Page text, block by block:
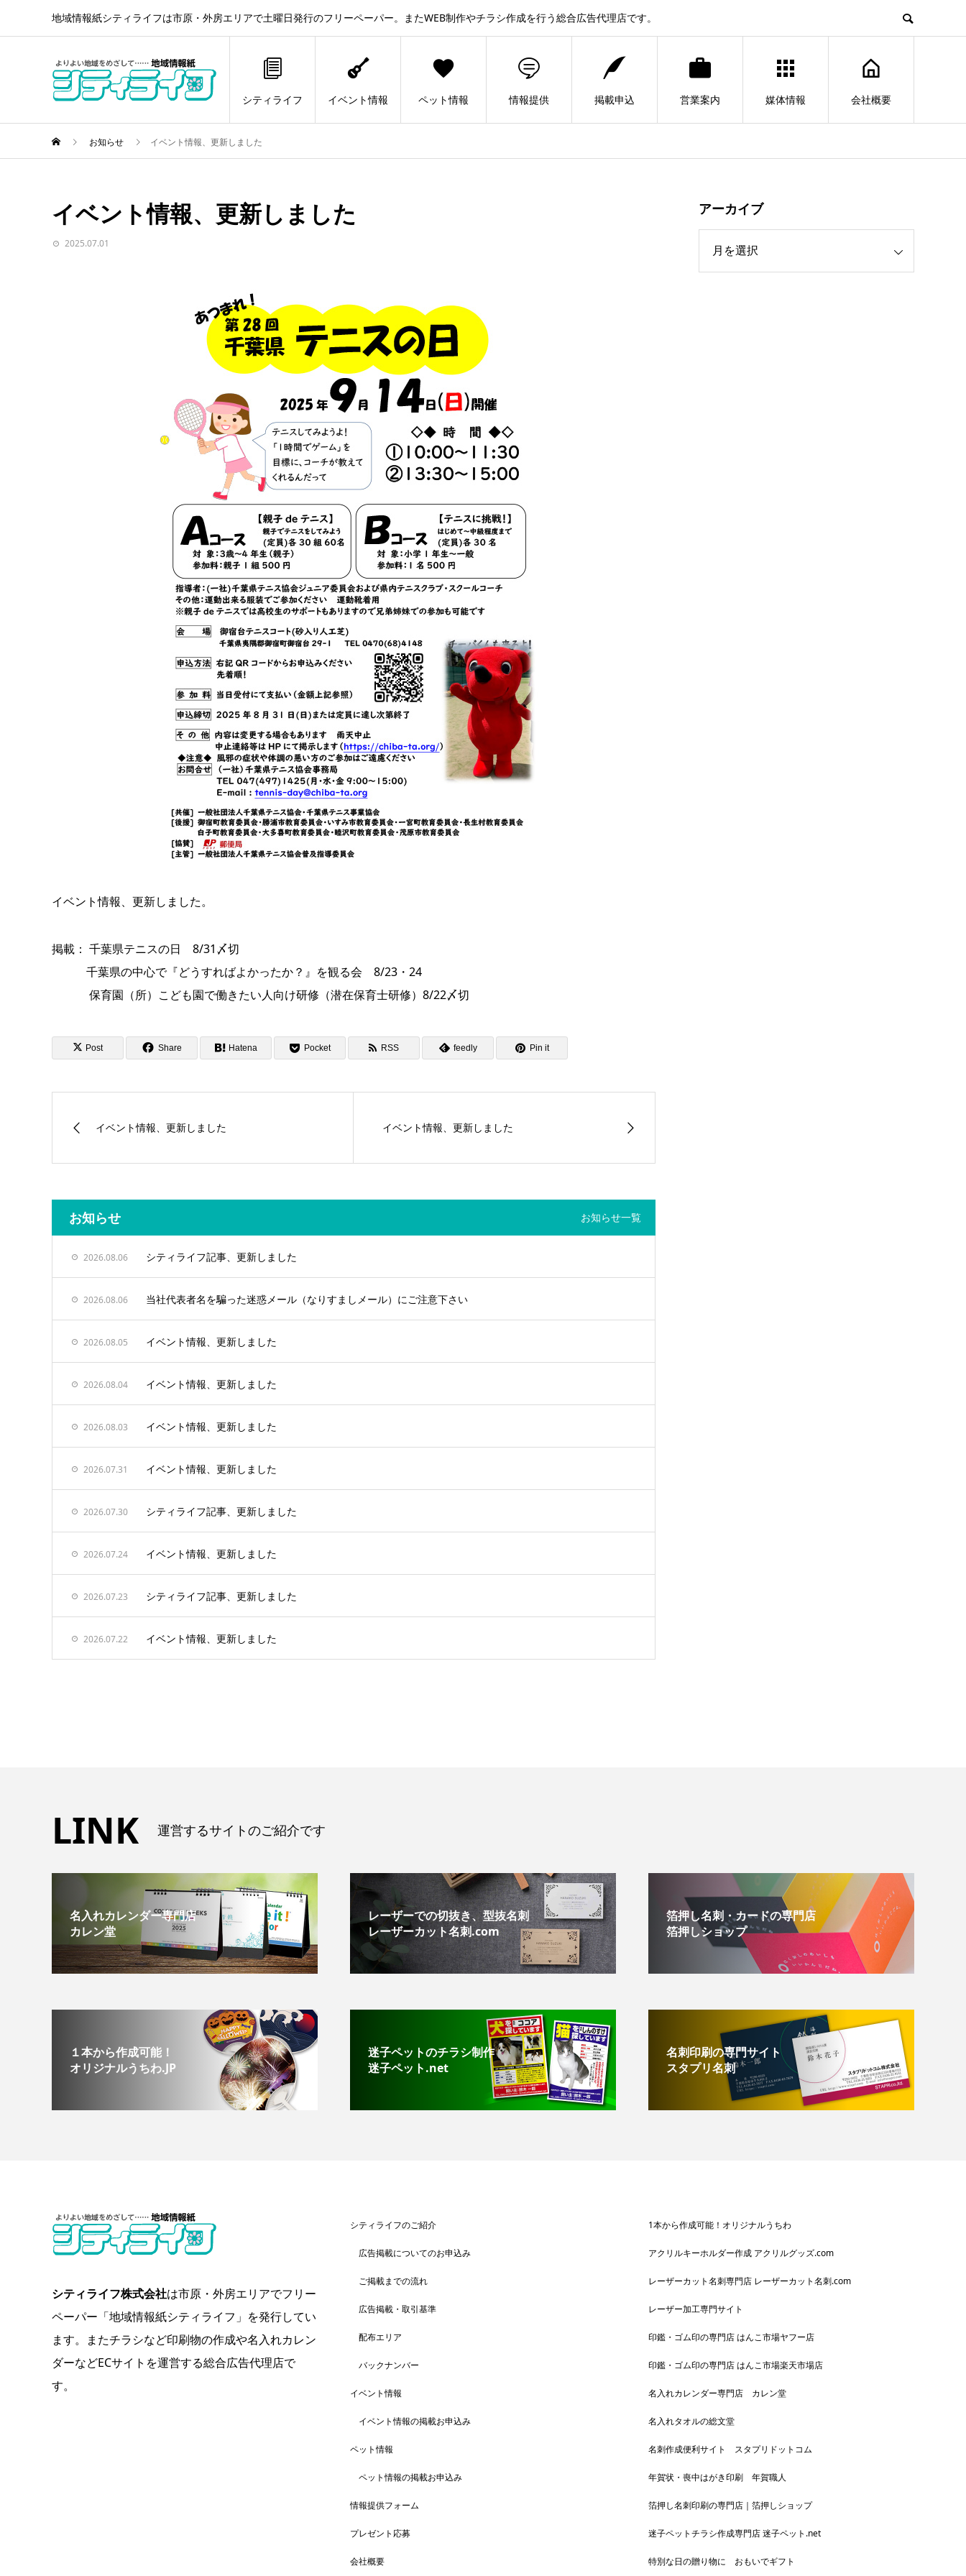
地域情報紙シティライフは市原・外房エリアで土曜日発行のフリーペーパー。またWEB制作やチラシ作成を行う総合広告代理店です。
シティライフ イベント情報 ペット情報 情報提供 掲載申込 営業案内 媒体情報 会社概要
お知らせ イベント情報、更新しました
イベント情報、更新しました
2025.07.01
イベント情報、更新しました。
掲載： 千葉県テニスの日 8/31〆切
千葉県の中心で『どうすればよかったか？』を観る会 8/23・24
保育園（所）こども園で働きたい人向け研修（潜在保育士研修）8/22〆切
Post Share Hatena Pocket RSS feedly Pin it
イベント情報、更新しました イベント情報、更新しました
お知らせ お知らせ一覧
2026.08.06 シティライフ記事、更新しました
2026.08.06 当社代表者名を騙った迷惑メール（なりすましメール）にご注意下さい
2026.08.05 イベント情報、更新しました
2026.08.04 イベント情報、更新しました
2026.08.03 イベント情報、更新しました
2026.07.31 イベント情報、更新しました
2026.07.30 シティライフ記事、更新しました
2026.07.24 イベント情報、更新しました
2026.07.23 シティライフ記事、更新しました
2026.07.22 イベント情報、更新しました
アーカイブ
LINK 運営するサイトのご紹介です
名入れカレンダー専門店
カレン堂
レーザーでの切抜き、型抜名刺
レーザーカット名刺.com
箔押し名刺・カードの専門店
箔押しショップ
１本から作成可能！
オリジナルうちわ.JP
迷子ペットのチラシ制作
迷子ペット.net
名刺印刷の専門サイト
スタプリ名刺
シティライフ株式会社は市原・外房エリアでフリー
ペーパー「地域情報紙シティライフ」を発行してい
ます。またチラシなど印刷物の作成や名入れカレン
ダーなどECサイトを運営する総合広告代理店で
す。
シティライフのご紹介
広告掲載についてのお申込み
ご掲載までの流れ
広告掲載・取引基準
配布エリア
バックナンバー
イベント情報
イベント情報の掲載お申込み
ペット情報
ペット情報の掲載お申込み
情報提供フォーム
プレゼント応募
会社概要
1本から作成可能！オリジナルうちわ
アクリルキーホルダー作成 アクリルグッズ.com
レーザーカット名刺専門店 レーザーカット名刺.com
レーザー加工専門サイト
印鑑・ゴム印の専門店 はんこ市場ヤフー店
印鑑・ゴム印の専門店 はんこ市場楽天市場店
名入れカレンダー専門店 カレン堂
名入れタオルの総文堂
名刺作成便利サイト スタプリドットコム
年賀状・喪中はがき印刷 年賀職人
箔押し名刺印刷の専門店｜箔押しショップ
迷子ペットチラシ作成専門店 迷子ペット.net
特別な日の贈り物に おもいでギフト